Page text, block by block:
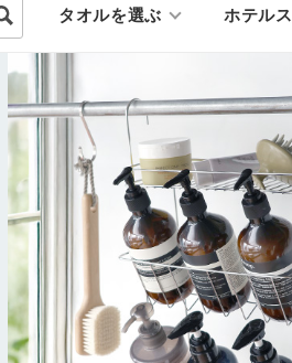
タオルを選ぶ ホテル